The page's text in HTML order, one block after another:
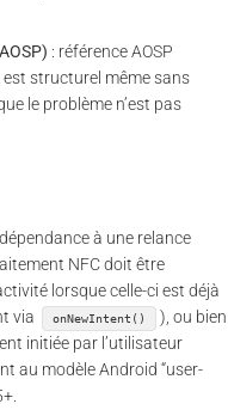
: référence AOSP
structurel même sans
le problème n’est pas
à une relance
NFC doit être
lorsque celle-ci est déjà
via onNewIntent()
), ou bien
initiée par l’utilisateur
au modèle Android “user-